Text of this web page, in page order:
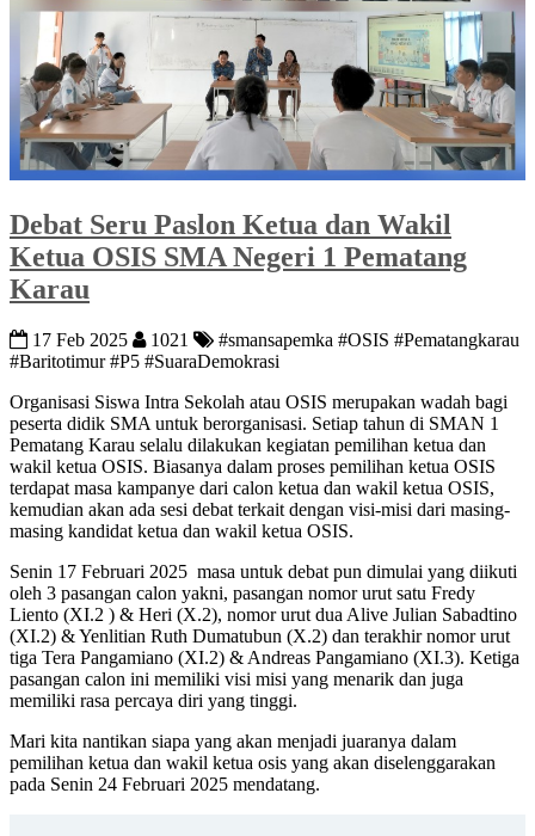
Debat Seru Paslon Ketua dan Wakil
Ketua OSIS SMA Negeri 1 Pematang
Karau
17 Feb 2025 1021
#smansapemka #OSIS #Pematangkarau
#Baritotimur #P5 #SuaraDemokrasi
Organisasi Siswa Intra Sekolah atau OSIS merupakan wadah bagi
peserta didik SMA untuk berorganisasi. Setiap tahun di SMAN 1
Pematang Karau selalu dilakukan kegiatan pemilihan ketua dan
wakil ketua OSIS. Biasanya dalam proses pemilihan ketua OSIS
terdapat masa kampanye dari calon ketua dan wakil ketua OSIS,
kemudian akan ada sesi debat terkait dengan visi-misi dari masing-
masing kandidat ketua dan wakil ketua OSIS.
Senin 17 Februari 2025 masa untuk debat pun dimulai yang diikuti
oleh 3 pasangan calon yakni, pasangan nomor urut satu Fredy
Liento (XI.2 ) & Heri (X.2), nomor urut dua Alive Julian Sabadtino
(XI.2) & Yenlitian Ruth Dumatubun (X.2) dan terakhir nomor urut
tiga Tera Pangamiano (XI.2) & Andreas Pangamiano (XI.3). Ketiga
pasangan calon ini memiliki visi misi yang menarik dan juga
memiliki rasa percaya diri yang tinggi.
Mari kita nantikan siapa yang akan menjadi juaranya dalam
pemilihan ketua dan wakil ketua osis yang akan diselenggarakan
pada Senin 24 Februari 2025 mendatang.